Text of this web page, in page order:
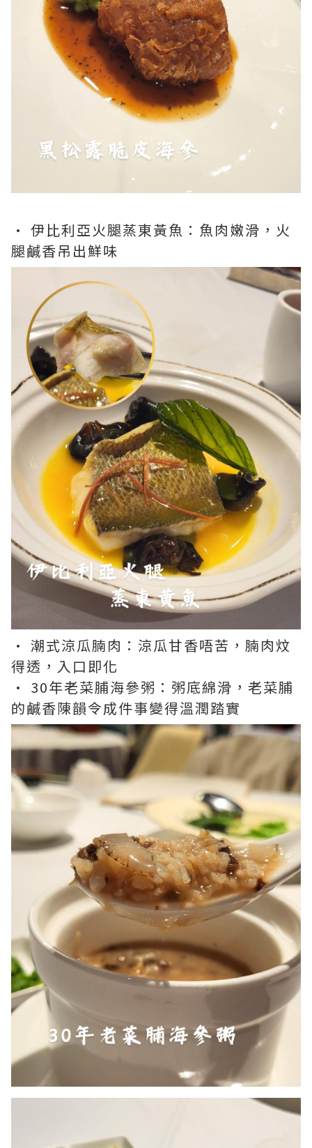
• 伊比利亞火腿蒸東黃魚：魚肉嫩滑，火
腿鹹香吊出鮮味
• 潮式涼瓜腩肉：涼瓜甘香唔苦，腩肉炆
得透，入口即化
• 30年老菜脯海參粥：粥底綿滑，老菜脯
的鹹香陳韻令成件事變得溫潤踏實